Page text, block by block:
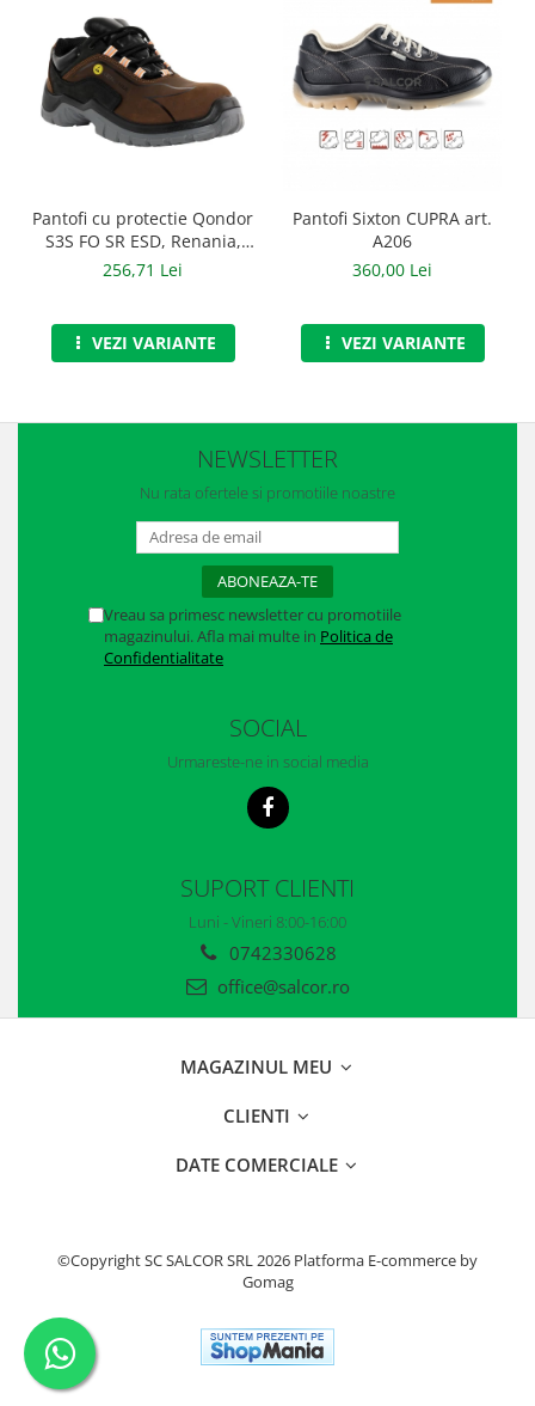
Manusi tricot impregnat
Manusi zale
Outdoor
Incaltaminte Outdoor
Curatenie si igiena
Protectie auditiva
Pantofi cu protectie Qondor
S3S FO SR ESD, Renania,
art.9A00
256,71 Lei
VEZI VARIANTE
Pantofi Sixton CUPRA art.
A206
360,00 Lei
VEZI VARIANTE
NEWSLETTER
Nu rata ofertele si promotiile noastre
Vreau sa primesc newsletter cu promotiile
magazinului. Afla mai multe in Politica de
Confidentialitate
SOCIAL
Urmareste-ne in social media
SUPORT CLIENTI
Luni - Vineri 8:00-16:00
0742330628
office@salcor.ro
MAGAZINUL MEU
CLIENTI
DATE COMERCIALE
©Copyright SC SALCOR SRL 2026 Platforma E-commerce by
Gomag